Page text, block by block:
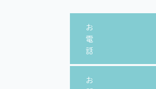
お
電
話
お